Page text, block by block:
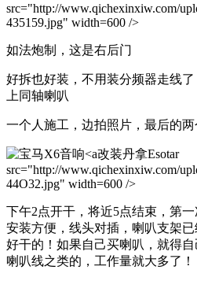
src="http://www.qichexinxiw.com/
435159.jpg" width=600 />
如法炮制，这是右后门
好拆也好装，不用装分频器走线
上同轴喇叭
一个人施工，边拍照片，最后的
改装丹拿Esotar
src="http://www.qichexinxiw.com/
44O32.jpg" width=600 />
下午2点开干，将近5点结束，第
安装方便，线头对插，喇叭支架
好干的！如果自己买喇叭，就得
喇叭线之类的，工作量就大多了！